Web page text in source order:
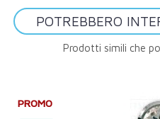
POTREBBERO
Prodotti simili che
PROMO